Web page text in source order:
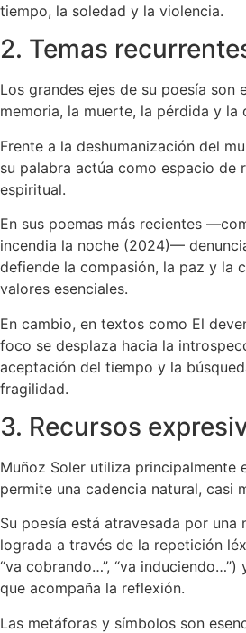
tiempo, la soledad y la violencia.
2. Temas
Los grandes ejes de su poesía son
memoria, la muerte, la pérdida y la
Frente a la deshumanización del
su palabra actúa como espacio de
espiritual.
En sus poemas más recientes
incendia la noche (2024)—
defiende la compasión, la paz y la
valores esenciales.
En cambio, en textos como El
foco se desplaza hacia la
aceptación del tiempo y la
fragilidad.
3. Recursos
Muñoz Soler utiliza principalmente
permite una cadencia natural, casi
Su poesía está atravesada por una
lograda a través de la repetición
“va cobrando…”, “va
que acompaña la reflexión.
Las metáforas y símbolos son